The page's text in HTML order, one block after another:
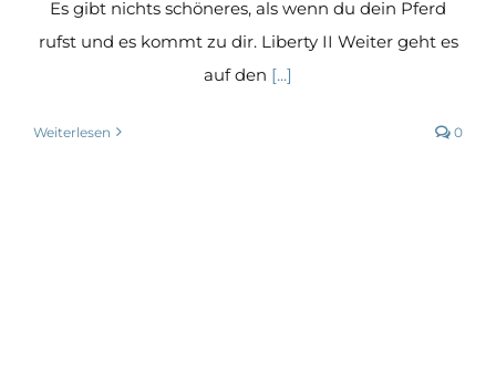
Es gibt nichts schöneres, als wenn du dein Pferd
rufst und es kommt zu dir. Liberty II Weiter geht es
auf den [...]
Weiterlesen 0